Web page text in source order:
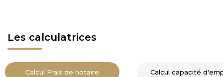
Les calculatrices
Calcul Frais de notaire Calcul capacité